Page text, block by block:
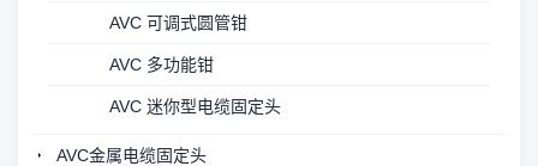
AVC 可调式圆管钳
AVC 多功能钳
AVC 迷你型电缆固定头
AVC金属电缆固定头